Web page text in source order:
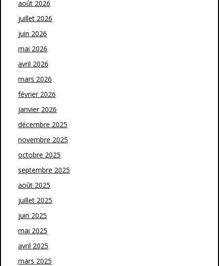
août 2026
juillet 2026
juin 2026
mai 2026
avril 2026
mars 2026
février 2026
janvier 2026
décembre 2025
novembre 2025
octobre 2025
septembre 2025
août 2025
juillet 2025
juin 2025
mai 2025
avril 2025
mars 2025